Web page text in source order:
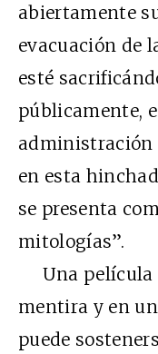
abiertamente
evacuación de
esté
públicamente,
administración
en esta
se presenta
mitologías”.
Una película
mentira y en
puede